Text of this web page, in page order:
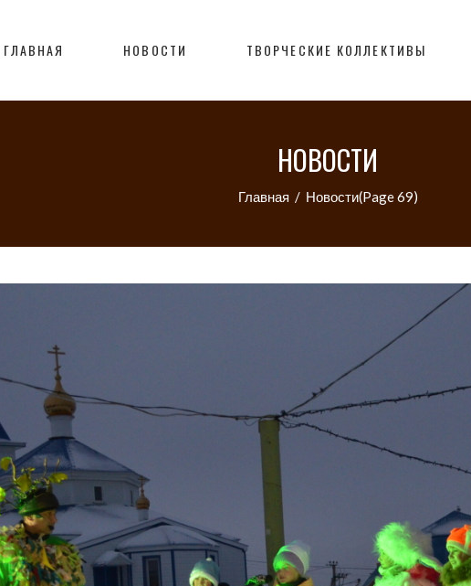
ГЛАВНАЯ НОВОСТИ ТВОРЧЕСКИЕ КОЛЛЕКТИВЫ
НОВОСТИ
Главная / Новости(Page 69)